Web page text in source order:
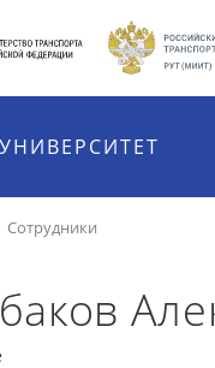
УНИВЕРСИТЕТ
Сотрудники